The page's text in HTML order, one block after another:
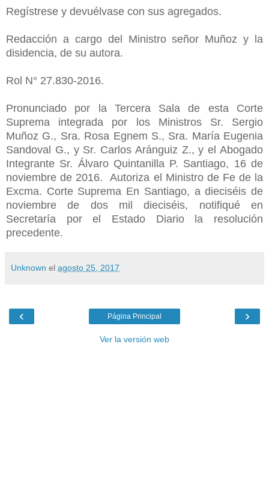
Regístrese y devuélvase con sus agregados.
Redacción a cargo del Ministro señor Muñoz y la
disidencia, de su autora.
Rol N° 27.830-2016.
Pronunciado por la Tercera Sala de esta Corte
Suprema integrada por los Ministros Sr. Sergio
Muñoz G., Sra. Rosa Egnem S., Sra. María Eugenia
Sandoval G., y Sr. Carlos Aránguiz Z., y el Abogado
Integrante Sr. Álvaro Quintanilla P. Santiago, 16 de
noviembre de 2016. Autoriza el Ministro de Fe de la
Excma. Corte Suprema En Santiago, a dieciséis de
noviembre de dos mil dieciséis, notifiqué en
Secretaría por el Estado Diario la resolución
precedente.
Unknown el agosto 25, 2017
‹ ›
Página Principal
Ver la versión web